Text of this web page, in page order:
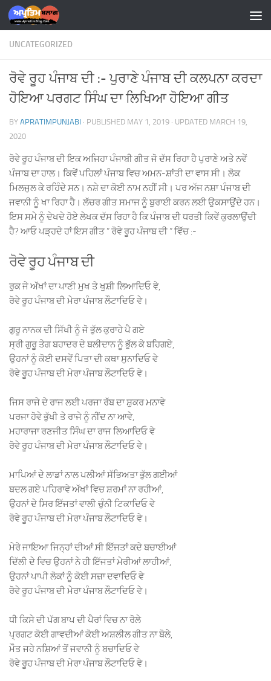
Skip to content
UNCATEGORIZED
ਰੋਵੇ ਰੂਹ ਪੰਜਾਬ ਦੀ :- ਪੁਰਾਣੇ ਪੰਜਾਬ ਦੀ ਕਲਪਨਾ ਕਰਦਾ
ਹੋਇਆ ਪਰਗਟ ਸਿੰਘ ਦਾ ਲਿਖਿਆ ਹੋਇਆ ਗੀਤ
BY APRATIMPUNJABI · PUBLISHED MAY 1, 2019 · UPDATED MARCH 19,
2020
ਰੋਵੇ ਰੂਹ ਪੰਜਾਬ ਦੀ ਇਕ ਅਜਿਹਾ ਪੰਜਾਬੀ ਗੀਤ ਜੋ ਦੱਸ ਰਿਹਾ ਹੈ ਪੁਰਾਣੇ ਅਤੇ ਨਵੇਂ
ਪੰਜਾਬ ਦਾ ਹਾਲ। ਕਿਵੇਂ ਪਹਿਲਾਂ ਪੰਜਾਬ ਵਿਚ ਅਮਨ-ਸ਼ਾਂਤੀ ਦਾ ਵਾਸ ਸੀ। ਲੋਕ
ਮਿਲਜੁਲ ਕੇ ਰਹਿੰਦੇ ਸਨ। ਨਸ਼ੇ ਦਾ ਕੋਈ ਨਾਮ ਨਹੀਂ ਸੀ। ਪਰ ਅੱਜ ਨਸ਼ਾ ਪੰਜਾਬ ਦੀ
ਜਵਾਨੀ ਨੂੰ ਖਾ ਰਿਹਾ ਹੈ। ਲੱਚਰ ਗੀਤ ਸਮਾਜ ਨੂੰ ਬੁਰਾਈ ਕਰਨ ਲਈ ਉਕਸਾਉਂਦੇ ਹਨ।
ਇਸ ਸਮੇ ਨੂੰ ਦੇਖਦੇ ਹੋਏ ਲੇਖਕ ਦੱਸ ਰਿਹਾ ਹੈ ਕਿ ਪੰਜਾਬ ਦੀ ਧਰਤੀ ਕਿਵੇਂ ਕੁਰਲਾਉਂਦੀ
ਹੈ? ਆਓ ਪੜ੍ਹਦੇ ਹਾਂ ਇਸ ਗੀਤ ” ਰੋਵੇ ਰੂਹ ਪੰਜਾਬ ਦੀ ” ਵਿੱਚ :-
ਰੋਵੇ ਰੂਹ ਪੰਜਾਬ ਦੀ
ਰੁਕ ਜੇ ਅੱਖਾਂ ਦਾ ਪਾਣੀ ਮੁਖ ਤੇ ਖੁਸ਼ੀ ਲਿਆਦਿਓ ਵੇ,
ਰੋਵੇ ਰੂਹ ਪੰਜਾਬ ਦੀ ਮੇਰਾ ਪੰਜਾਬ ਲੌਟਾਦਿਓ ਵੇ।
ਗੁਰੂ ਨਾਨਕ ਦੀ ਸਿੱਖੀ ਨੂੰ ਜੋ ਭੁੱਲ ਕੁਰਾਹੇ ਪੈ ਗਏ
ਸ੍ਰੀ ਗੁਰੂ ਤੇਗ ਬਹਾਦਰ ਦੇ ਬਲੀਦਾਨ ਨੂੰ ਭੁੱਲ ਕੇ ਬਹਿਗਏ,
ਉਹਨਾਂ ਨੂੰ ਕੋਈ ਦਸਵੇਂ ਪਿਤਾ ਦੀ ਕਥਾ ਸੁਨਾਦਿਓ ਵੇ
ਰੋਵੇ ਰੂਹ ਪੰਜਾਬ ਦੀ ਮੇਰਾ ਪੰਜਾਬ ਲੌਟਾਦਿਓ ਵੇ।
ਜਿਸ ਰਾਜੇ ਦੇ ਰਾਜ ਲਈ ਪਰਜਾ ਰੱਬ ਦਾ ਸ਼ੁਕਰ ਮਨਾਵੇ
ਪਰਜਾ ਹੋਵੇ ਭੁੱਖੀ ਤੇ ਰਾਜੇ ਨੂੰ ਨੀਂਦ ਨਾ ਆਵੇ,
ਮਹਾਰਾਜਾ ਰਣਜੀਤ ਸਿੰਘ ਦਾ ਰਾਜ ਲਿਆਦਿਓ ਵੇ
ਰੋਵੇ ਰੂਹ ਪੰਜਾਬ ਦੀ ਮੇਰਾ ਪੰਜਾਬ ਲੌਟਾਦਿਓ ਵੇ।
ਮਾਪਿਆਂ ਦੇ ਲਾਡਾਂ ਨਾਲ ਪਲੀਆਂ ਸੱਭਿਅਤਾ ਭੁੱਲ ਗਈਆਂ
ਬਦਲ ਗਏ ਪਹਿਰਾਵੇ ਅੱਖਾਂ ਵਿਚ ਸ਼ਰਮਾਂ ਨਾ ਰਹੀਆਂ,
ਉਹਨਾਂ ਦੇ ਸਿਰ ਇੱਜਤਾਂ ਵਾਲੀ ਚੁੰਨੀ ਟਿਕਾਦਿਓ ਵੇ
ਰੋਵੇ ਰੂਹ ਪੰਜਾਬ ਦੀ ਮੇਰਾ ਪੰਜਾਬ ਲੌਟਾਦਿਓ ਵੇ।
ਮੇਰੇ ਜਾਇਆ ਜਿਨ੍ਹਾਂ ਦੀਆਂ ਸੀ ਇੱਜਤਾਂ ਕਦੇ ਬਚਾਈਆਂ
ਦਿੱਲੀ ਦੇ ਵਿਚ ਉਹਨਾਂ ਨੇ ਹੀ ਇੱਜਤਾਂ ਮੇਰੀਆਂ ਲਾਹੀਆਂ,
ਉਹਨਾਂ ਪਾਪੀ ਲੋਕਾਂ ਨੂੰ ਕੋਈ ਸਜ਼ਾ ਦਵਾਦਿਓ ਵੇ
ਰੋਵੇ ਰੂਹ ਪੰਜਾਬ ਦੀ ਮੇਰਾ ਪੰਜਾਬ ਲੌਟਾਦਿਓ ਵੇ।
ਧੀ ਕਿਸੇ ਦੀ ਪੱਗ ਬਾਪ ਦੀ ਪੈਰਾਂ ਵਿਚ ਨਾ ਰੋਲੇ
ਪ੍ਰਗਟ ਕੋਈ ਗਾਵਦੀਆਂ ਕੋਈ ਅਸ਼ਲੀਲ ਗੀਤ ਨਾ ਬੋਲੇ,
ਮੌਤ ਜਹੇ ਨਸ਼ਿਆਂ ਤੋਂ ਜਵਾਨੀ ਨੂੰ ਬਚਾਦਿਓ ਵੇ
ਰੋਵੇ ਰੂਹ ਪੰਜਾਬ ਦੀ ਮੇਰਾ ਪੰਜਾਬ ਲੌਟਾਦਿਓ ਵੇ।